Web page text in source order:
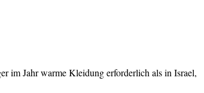
im Jahr warme Kleidung erforderlich als in Israel,